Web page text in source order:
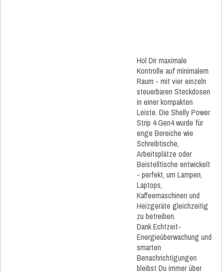
Hol Dir maximale
Kontrolle auf minimalem
Raum - mit vier einzeln
steuerbaren Steckdosen
in einer kompakten
Leiste. Die Shelly Power
Strip 4 Gen4 wurde für
enge Bereiche wie
Schreibtische,
Arbeitsplätze oder
Beistelltische entwickelt
- perfekt, um Lampen,
Laptops,
Kaffeemaschinen und
Heizgeräte gleichzeitig
zu betreiben.
Dank Echtzeit-
Energieüberwachung und
smarten
Benachrichtigungen
bleibst Du immer über